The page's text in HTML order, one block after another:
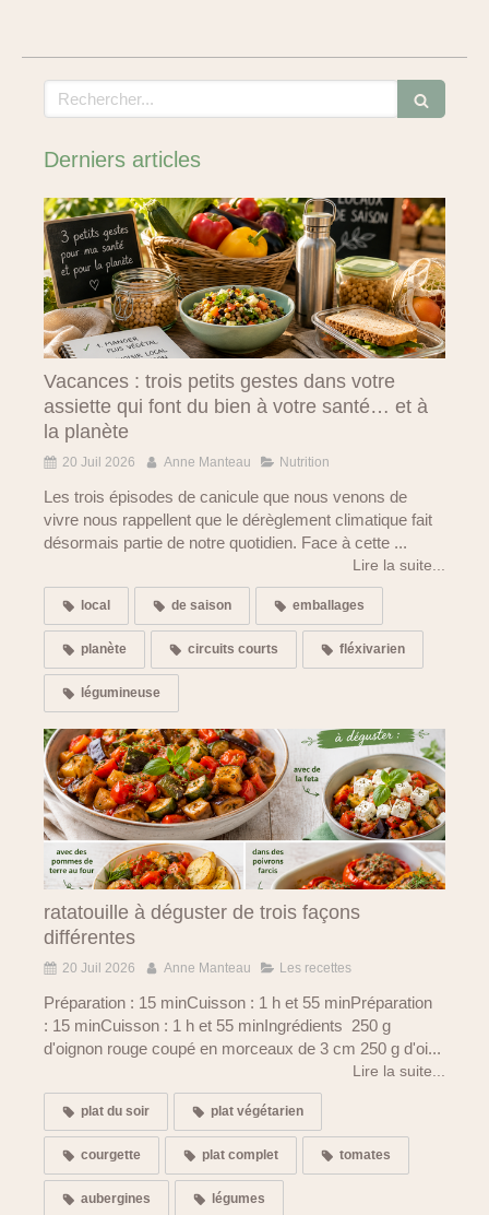
Rechercher
Derniers articles
Vacances : trois petits gestes dans votre
assiette qui font du bien à votre santé… et à
la planète
20 Juil 2026 Anne Manteau Nutrition
Les trois épisodes de canicule que nous venons de
vivre nous rappellent que le dérèglement climatique fait
désormais partie de notre quotidien. Face à cette ...
Lire la suite...
local de saison emballages
planète circuits courts fléxivarien
légumineuse
ratatouille à déguster de trois façons
différentes
20 Juil 2026 Anne Manteau Les recettes
Préparation : 15 minCuisson : 1 h et 55 minPréparation
: 15 minCuisson : 1 h et 55 minIngrédients 250 g
d'oignon rouge coupé en morceaux de 3 cm 250 g d'oi...
Lire la suite...
plat du soir plat végétarien
courgette plat complet tomates
aubergines légumes